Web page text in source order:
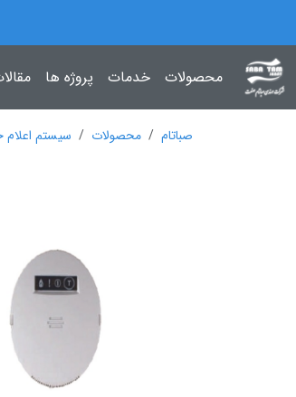
محصولات خدمات پروژه ها
صباتام محصولات سیستم اعلام